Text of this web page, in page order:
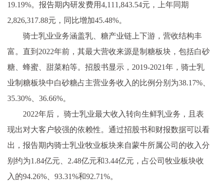
19.19%。报告期内研发费用4,111,843.54元，上年同期
2,826,317.88元，同比增加45.48%。
骑士乳业业务涵盖乳、糖产业链上下游，营收结构丰
富。直到2022年前，其最大营收来源是制糖板块，包括白砂
糖、蜂蜜、甜菜粕等。招股书显示，2019-2021年，骑士乳
业制糖板块中白砂糖占主营业务收入的比例分别为38.17%、
35.30%、36.66%。
2022年后， 骑士乳业最大收入转向生鲜乳业务，且表
现出对大客户较强的依赖性。通过招股书和财报数据可以看
出，报告期内骑士乳业牧业板块来自蒙牛所属公司的收入分
别约为1.84亿元、2.48亿元和3.44亿元，占公司牧业板块收
入的94.26%、93.31%和92.71%。